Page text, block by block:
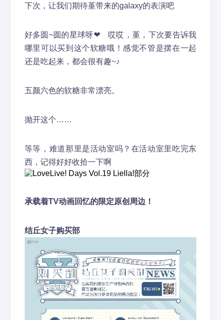
下次，让我们期待堇带来的galaxy的表演吧
好多圆~圆的星球呀❤ 哎哎，堇，下次要告诉我
哪里可以买到这个软糖哦！感觉不管是摆在一起
还是吃起来，都会很有趣~♪
五颜六色的软糖非常漂亮。
抛开这个……
等等，难道那里是活动室吗？在活动室里吃完东
西，记得好好收拾一下啊
承载着TV动画回忆的限定原创周边 ！
结丘女子购买部